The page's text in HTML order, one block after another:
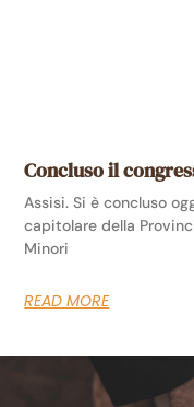
Concluso il
Assisi. Si è concluso
capitolare della
Minori
READ MORE